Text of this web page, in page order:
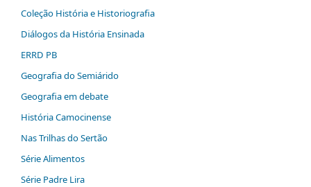
Coleção História e Historiografia
Diálogos da História Ensinada
ERRD PB
Geografia do Semiárido
Geografia em debate
História Camocinense
Nas Trilhas do Sertão
Série Alimentos
Série Padre Lira